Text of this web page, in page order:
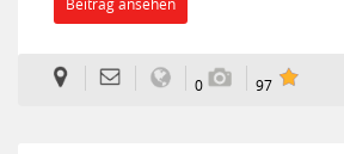
Beitrag ansehen
0 97